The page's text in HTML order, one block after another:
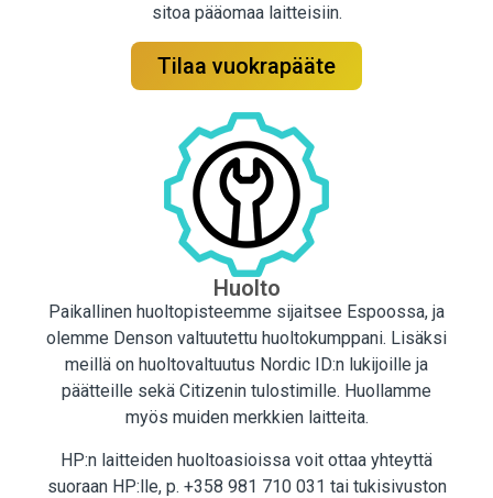
sitoa pääomaa laitteisiin.
Tilaa vuokrapääte
Huolto
Paikallinen huoltopisteemme sijaitsee Espoossa, ja
olemme Denson valtuutettu huoltokumppani. Lisäksi
meillä on huoltovaltuutus Nordic ID:n lukijoille ja
päätteille sekä Citizenin tulostimille. Huollamme
myös muiden merkkien laitteita.
HP:n laitteiden huoltoasioissa voit ottaa yhteyttä
suoraan HP:lle, p. +358 981 710 031 tai tukisivuston